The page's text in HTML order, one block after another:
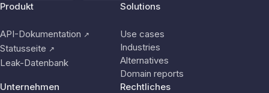
Produkt
API-Dokumentation ↗
Statusseite ↗
Leak-Datenbank
Solutions
Use cases
Industries
Alternatives
Domain reports
Unternehmen
Rechtliches